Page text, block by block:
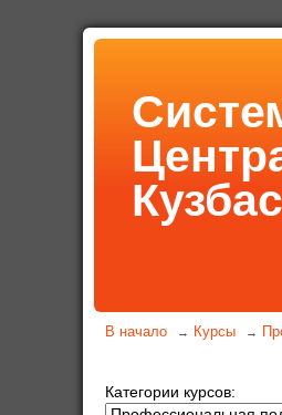
В начало → Курсы →
Категории курсов: